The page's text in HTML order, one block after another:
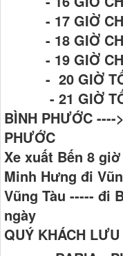
- 17 GIỜ
- 18 GIỜ
- 19 GIỜ
- 20 GIỜ
- 21 GIỜ
BÌNH PHƯỚC ----
PHƯỚC
Xe xuất Bến 8
Minh Hưng đi
Vũng Tàu ----- đi
ngày
QUÝ KHÁCH